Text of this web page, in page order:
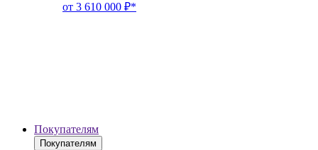
от 3 610 000 ₽*
Покупателям
Покупателям